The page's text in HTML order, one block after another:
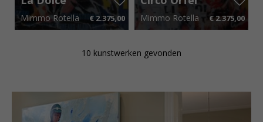
Vita
Mimmo Rotella € 2.375,00 Mimmo Rotella € 2.375,00
10 kunstwerken gevonden